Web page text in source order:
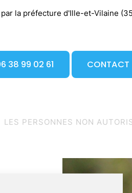
par la préfecture d'Ille-et-Vilaine
38 99 02 61 CONTACT
LES PERSONNES NON